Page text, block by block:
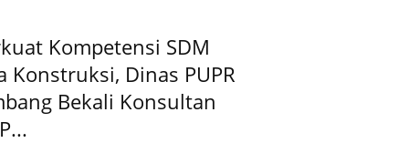
Kompetensi SDM
Konstruksi, Dinas PUPR
Bekali Konsultan